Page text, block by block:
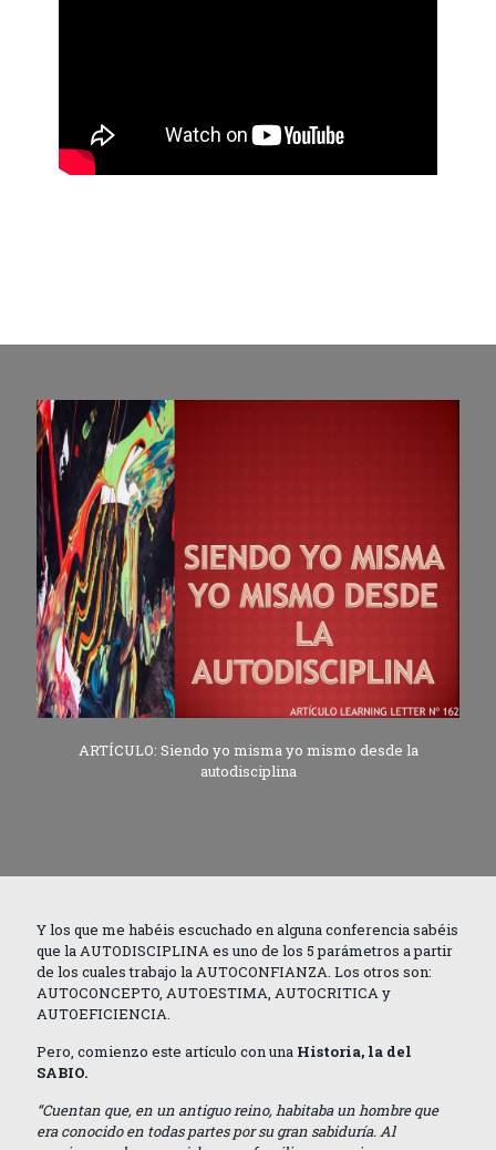
ARTÍCULO: Siendo yo misma yo mismo desde la
autodisciplina
Y los que me habéis escuchado en alguna conferencia sabéis
que la AUTODISCIPLINA es uno de los 5 parámetros a partir
de los cuales trabajo la AUTOCONFIANZA. Los otros son:
AUTOCONCEPTO, AUTOESTIMA, AUTOCRITICA y
AUTOEFICIENCIA.
Pero, comienzo este artículo con una Historia, la del
SABIO.
“Cuentan que, en un antiguo reino, habitaba un hombre que
era conocido en todas partes por su gran sabiduría. Al